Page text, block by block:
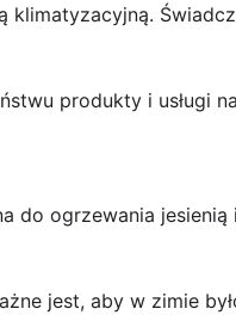
produkty i usługi
do ogrzewania
jest, aby w zimie